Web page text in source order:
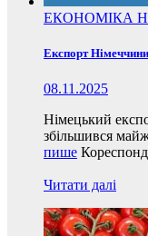
ЕКОНОМІКА
Експорт
08.11.2025
Німецький
збільшився
пише
Читати далі